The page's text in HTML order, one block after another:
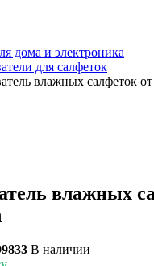
дома и электроника
для салфеток
влажных салфеток
влажных
В наличии